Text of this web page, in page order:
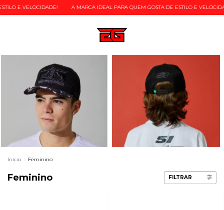
E VELOCIDADE! A MARCA IDEAL PARA QUEM GOSTA DE ESTILO E
Início . Feminino
Feminino FILTRAR